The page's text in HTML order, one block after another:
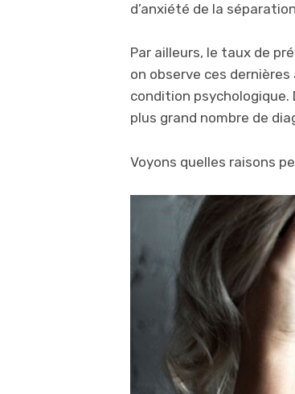
d’anxiété de la
Par ailleurs, le taux de
on observe ces
condition psychologique.
plus grand nombre de
Voyons quelles raisons